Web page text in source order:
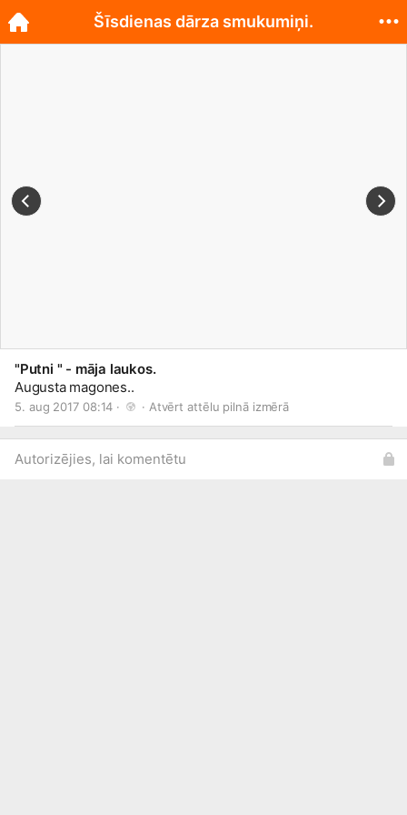
"Putni " - māja laukos.
Augusta magones..
5. aug 2017 08:14 · · Atvērt attēlu pilnā izmērā
Autorizējies, lai komentētu
Šīsdienas dārza smukumiņi.